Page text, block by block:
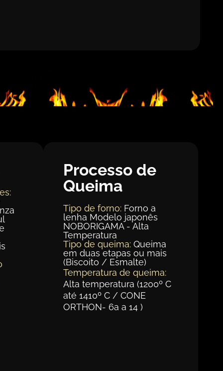
Processo de
Queima
Tipo de forno: Forno a
lenha Modelo japonês
NOBORIGAMA - Alta
Temperatura
Tipo de queima: Queima
em duas etapas ou mais
(Biscoito / Esmalte)
Temperatura de queima:
Alta temperatura (1200º C
até 1410º C / CONE
ORTHON- 6a a 14 )